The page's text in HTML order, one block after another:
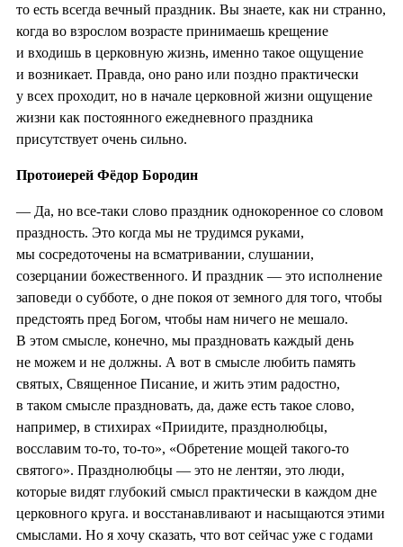
то есть всегда вечный праздник. Вы знаете, как ни странно,
когда во взрослом возрасте принимаешь крещение
и входишь в церковную жизнь, именно такое ощущение
и возникает. Правда, оно рано или поздно практически
у всех проходит, но в начале церковной жизни ощущение
жизни как постоянного ежедневного праздника
присутствует очень сильно.
Протоиерей Фёдор Бородин
— Да, но все-таки слово праздник однокоренное со словом
праздность. Это когда мы не трудимся руками,
мы сосредоточены на всматривании, слушании,
созерцании божественного. И праздник — это исполнение
заповеди о субботе, о дне покоя от земного для того, чтобы
предстоять пред Богом, чтобы нам ничего не мешало.
В этом смысле, конечно, мы праздновать каждый день
не можем и не должны. А вот в смысле любить память
святых, Священное Писание, и жить этим радостно,
в таком смысле праздновать, да, даже есть такое слово,
например, в стихирах «Приидите, празднолюбцы,
восславим то-то, то-то», «Обретение мощей такого-то
святого». Празднолюбцы — это не лентяи, это люди,
которые видят глубокий смысл практически в каждом дне
церковного круга. и восстанавливают и насыщаются этими
смыслами. Но я хочу сказать, что вот сейчас уже с годами